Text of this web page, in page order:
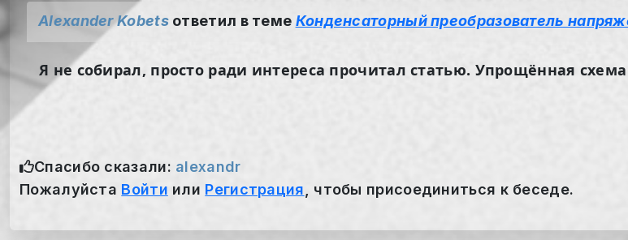
Alexander Kobetsответил в теме Конденсаторный преобразователь
Я не собирал, просто ради интереса прочитал статью. Упрощённая
Спасибо сказали: alexandr
Пожалуйста Войти или Регистрация , чтобы присоединиться к беседе.